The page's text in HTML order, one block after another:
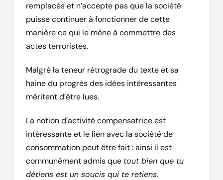
remplacés et n’accepte pas que la société
puisse continuer à fonctionner de cette
manière ce qui le mène à commettre des
actes terroristes.
Malgré la teneur rétrograde du texte et sa
haine du progrès des idées intéressantes
méritent d’être lues.
La notion d’activité compensatrice est
intéressante et le lien avec la société de
consommation peut être fait : ainsi il est
communément admis que tout bien que tu
détiens est un soucis qui te retiens.